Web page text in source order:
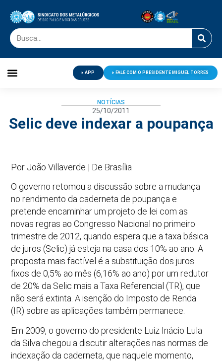
APP FALE COM O PRESIDENTE MIGUEL TORRES
NOTÍCIAS
25/10/2011
Selic deve indexar a poupança
Por João Villaverde | De Brasília
O governo retomou a discussão sobre a mudança
no rendimento da caderneta de poupança e
pretende encaminhar um projeto de lei com as
novas regras ao Congresso Nacional no primeiro
trimestre de 2012, quando espera que a taxa básica
de juros (Selic) já esteja na casa dos 10% ao ano. A
proposta mais factível é a substituição dos juros
fixos de 0,5% ao mês (6,16% ao ano) por um redutor
de 20% da Selic mais a Taxa Referencial (TR), que
não será extinta. A isenção do Imposto de Renda
(IR) sobre as aplicações também permanece.
Em 2009, o governo do presidente Luiz Inácio Lula
da Silva chegou a discutir alterações nas normas de
indexação da caderneta, que naquele momento,